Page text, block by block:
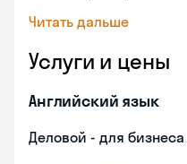
Читать дальше
Услуги и цены
Английский язык
Деловой - для бизнеса